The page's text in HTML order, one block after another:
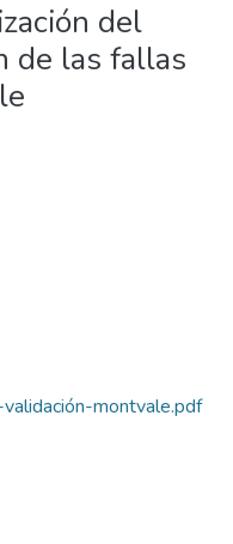
del
de las fallas
montvale.pdf